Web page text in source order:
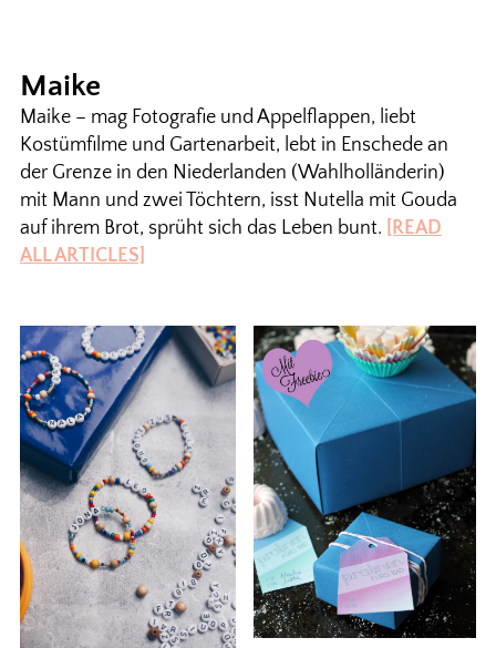
Maike
Maike – mag Fotografie und Appelflappen, liebt
Kostümfilme und Gartenarbeit, lebt in Enschede an
der Grenze in den Niederlanden (Wahlholländerin)
mit Mann und zwei Töchtern, isst Nutella mit Gouda
auf ihrem Brot, sprüht sich das Leben bunt. [READ
ALL ARTICLES]